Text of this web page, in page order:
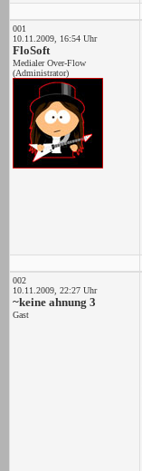
001
10.11.2009, 16:54 Uhr
FloSoft
Medialer Over-Flow
(Administrator)
002
10.11.2009, 22:27 Uhr
~keine ahnung 3
Gast